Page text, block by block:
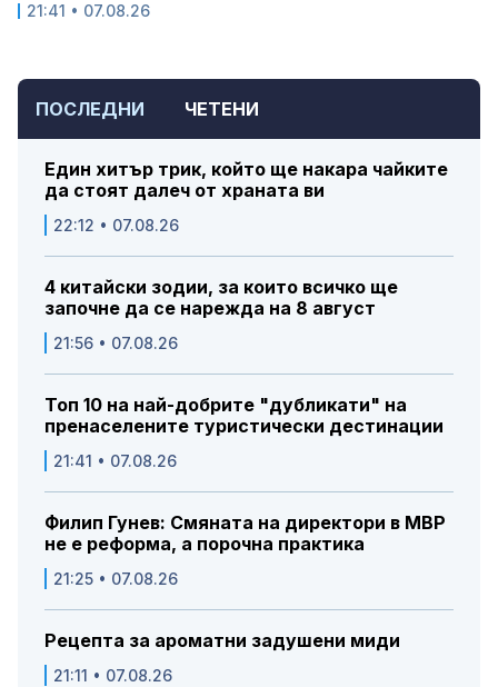
ПОСЛЕДНИ ЧЕТЕНИ
Един хитър трик, който ще накара чайките
да стоят далеч от храната ви
22:12 • 07.08.26
4 китайски зодии, за които всичко ще
започне да се нарежда на 8 август
21:56 • 07.08.26
Топ 10 на най-добрите "дубликати" на
пренаселените туристически дестинации
21:41 • 07.08.26
Филип Гунев: Смяната на директори в МВР
не е реформа, а порочна практика
21:25 • 07.08.26
Рецепта за ароматни задушени миди
21:11 • 07.08.26
21:41 • 07.08.26